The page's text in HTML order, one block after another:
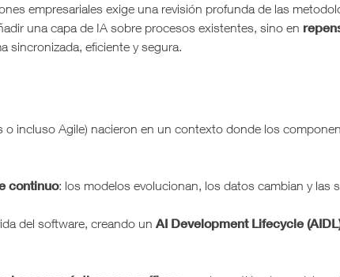
empresariales exige una revisión profunda de las
una capa de IA sobre procesos existentes, sino en
sincronizada, eficiente y segura.
incluso Agile) nacieron en un contexto donde los
continuo: los modelos evolucionan, los datos cambian y las
del software, creando un AI Development Lifecycle